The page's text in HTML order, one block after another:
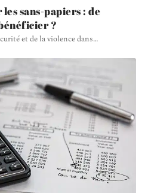
sans-papiers : de
?
et de la violence dans…